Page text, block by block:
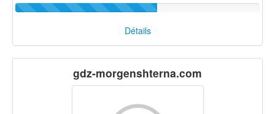
Détails
gdz-morgenshterna.com